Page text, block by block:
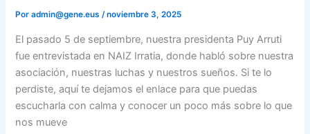
Poradmin@gene.eus/noviembre 3, 2025
El pasado 5 de septiembre, nuestra presidenta Puy Arruti
fue entrevistada en NAIZ Irratia, donde habló sobre nuestra
asociación, nuestras luchas y nuestros sueños. Si te lo
perdiste, aquí te dejamos el enlace para que puedas
escucharla con calma y conocer un poco más sobre lo que
nos mueve